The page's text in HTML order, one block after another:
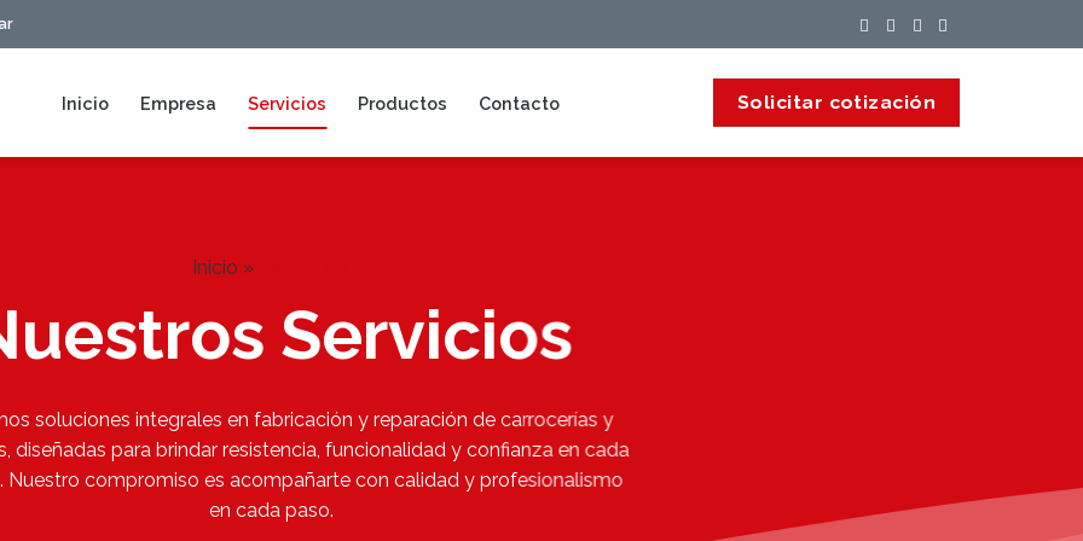
Inicio Empresa Servicios Productos Contacto Solicitar cotización
Inicio »
Servicios
soluciones integrales en fabricación y reparación de carrocerías y
diseñadas para brindar resistencia, funcionalidad y confianza en cada
Nuestro compromiso es acompañarte con calidad y profesionalismo
en cada paso.